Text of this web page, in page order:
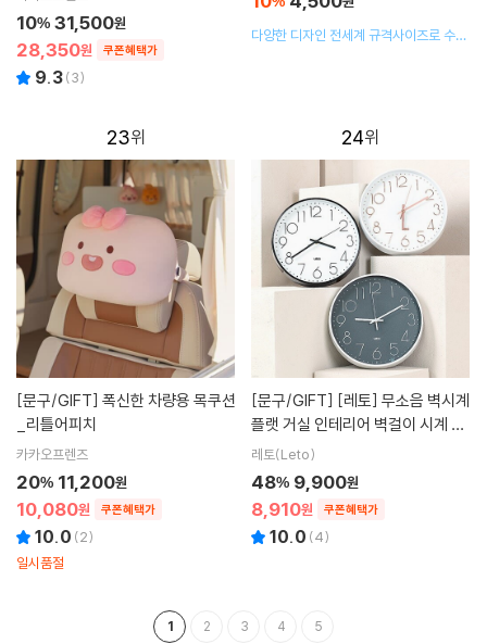
28,350원 쿠폰혜택가
10% 31,500원
9.3(3)
다양한 디자인 전세계 규격사이즈로 수집
23
[문구/GIFT]
_리틀어피치
카카오프렌즈
10,080원 쿠폰혜택가
20% 11,200원
10.0 (2)
일시품절
24
[문구/GIFT]
플랫 거실 인테리어 벽걸이 시계 LP
C-C08
레토(Leto)
8,910원 쿠폰혜택가
48% 9,900원
10.0 (4)
1 2 3 4 5